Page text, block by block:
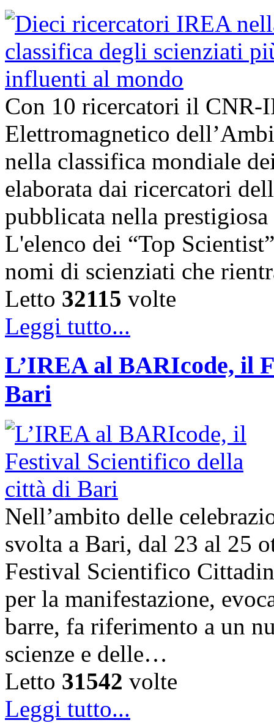
Con 10 ricercatori il
Elettromagnetico
nella classifica mondiale
elaborata dai ricercatori
pubblicata nella
L'elenco dei “Top
nomi di scienziati che
Letto 32115 volte
Leggi tutto...
L’IREA al BARIcode, il
Bari
Nell’ambito delle
svolta a Bari, dal 23 al 25
Festival Scientifico
per la manifestazione,
barre, fa riferimento a un
scienze e delle…
Letto 31542 volte
Leggi tutto...